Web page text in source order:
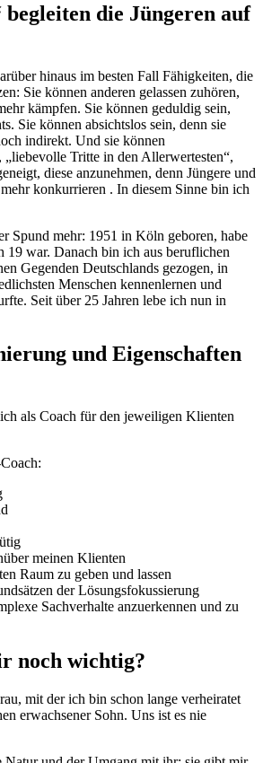
begleiten die Jüngeren auf
hinaus im besten Fall Fähigkeiten, die
Sie können anderen gelassen zuhören,
kämpfen. Sie können geduldig sein,
Sie können absichtslos sein, denn sie
indirekt. Und sie können
Tritte in den Allerwertesten“,
diese anzunehmen, denn Jüngere und
konkurrieren . In diesem Sinne bin ich
Spund mehr: 1951 in Köln geboren, habe
19 war. Danach bin ich aus beruflichen
Gegenden Deutschlands gezogen, in
Menschen kennenlernen und
Seit über 25 Jahren lebe ich nun in
und Eigenschaften
als Coach für den jeweiligen Klienten
meinen Klienten
Raum zu geben und lassen
der Lösungsfokussierung
Sachverhalte anzuerkennen und zu
noch wichtig?
mit der ich bin schon lange verheiratet
erwachsener Sohn. Uns ist es nie